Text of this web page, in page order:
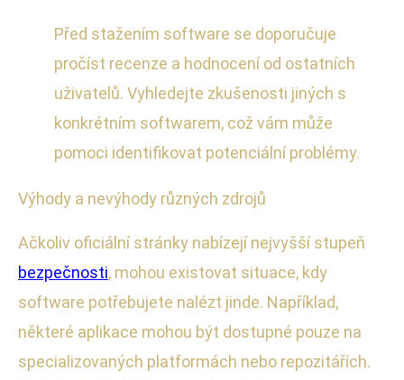
Před stažením software se doporučuje
pročíst recenze a hodnocení od ostatních
uživatelů. Vyhledejte zkušenosti jiných s
konkrétním softwarem, což vám může
pomoci identifikovat potenciální problémy.
Výhody a nevýhody různých zdrojů
Ačkoliv oficiální stránky nabízejí nejvyšší stupeň
bezpečnosti, mohou existovat situace, kdy
software potřebujete nalézt jinde. Například,
některé aplikace mohou být dostupné pouze na
specializovaných platformách nebo repozitářích.